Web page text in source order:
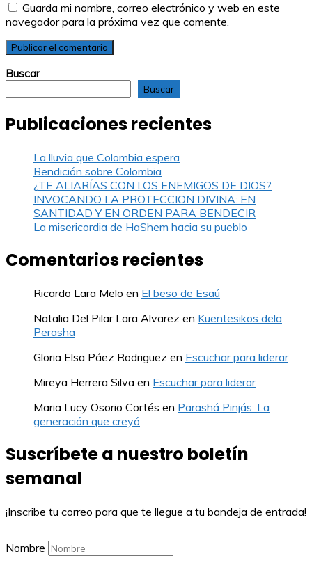
Guarda mi nombre, correo electrónico y web en este
navegador para la próxima vez que comente.
Buscar
Buscar
Publicaciones recientes
La lluvia que Colombia espera
Bendición sobre Colombia
¿TE ALIARÍAS CON LOS ENEMIGOS DE DIOS?
INVOCANDO LA PROTECCION DIVINA: EN
SANTIDAD Y EN ORDEN PARA BENDECIR
La misericordia de HaShem hacia su pueblo
Comentarios recientes
Ricardo Lara Melo en El beso de Esaú
Natalia Del Pilar Lara Alvarez en Kuentesikos dela
Perasha
Gloria Elsa Páez Rodriguez en Escuchar para liderar
Mireya Herrera Silva en Escuchar para liderar
Maria Lucy Osorio Cortés en Parashá Pinjás: La
generación que creyó
Suscríbete a nuestro boletín
semanal
¡Inscribe tu correo para que te llegue a tu bandeja de entrada!
Nombre